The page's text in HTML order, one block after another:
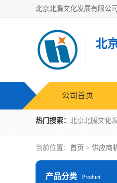
北
公司首页
热门搜索：
当前位置： 首页 > 供应商
产品分类 Product